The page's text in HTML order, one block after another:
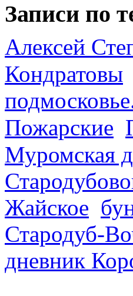
Записи по
Алексей
Кондратовы
Пожарские
Муромская
Жайское
Стародуб-
дневник